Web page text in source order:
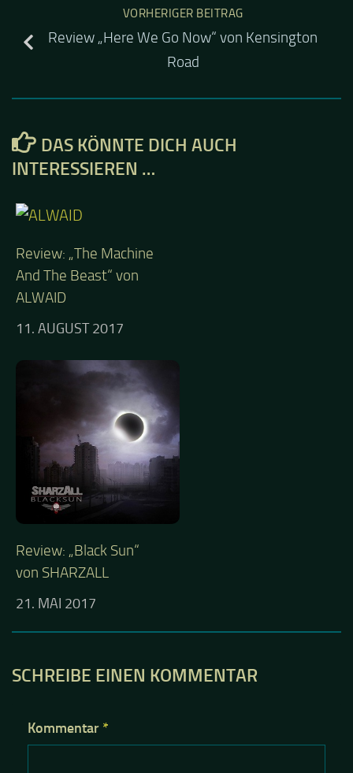
VORHERIGER BEITRAG
Review „Here We Go Now“ von Kensington
Road
DAS KÖNNTE DICH AUCH
INTERESSIEREN …
Review: „The Machine
And The Beast“ von
ALWAID
11. AUGUST 2017
Review: „Black Sun“
von SHARZALL
21. MAI 2017
SCHREIBE EINEN KOMMENTAR
Kommentar *